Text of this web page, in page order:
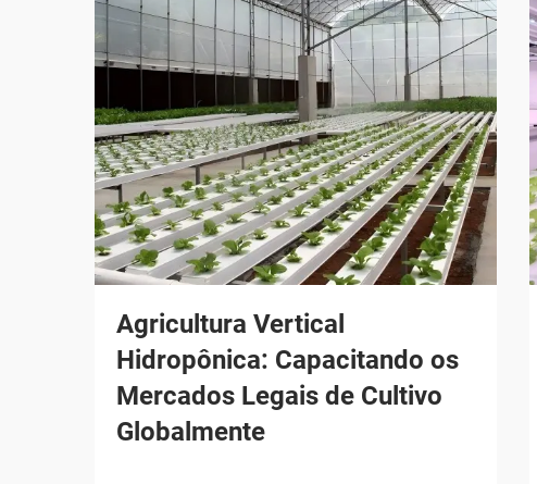
Agricultura Vertical
Hidropônica: Capacitando os
Mercados Legais de Cultivo
Globalmente